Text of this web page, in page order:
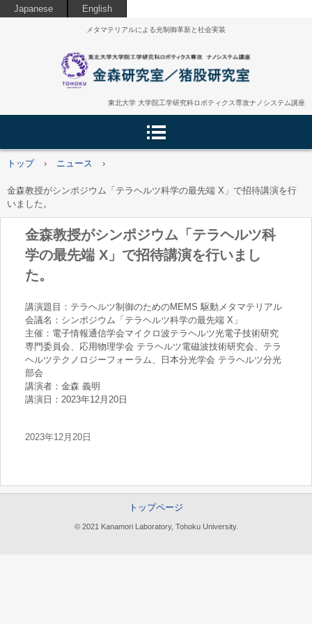
Japanese English
メタマテリアルによる光制御革新と社会実装
東北大学 大学院工学研究科ロボティクス専攻ナノシステム講座
トップ › ニュース ›
金森教授がシンポジウム「テラヘルツ科学の最先端 X」で招待講演を行
いました。
金森教授がシンポジウム「テラヘルツ科
学の最先端 X」で招待講演を行いまし
た。
講演題目：テラヘルツ制御のためのMEMS 駆動メタマテリアル
会議名：シンポジウム「テラヘルツ科学の最先端 X」
主催：電子情報通信学会マイクロ波テラヘルツ光電子技術研究
専門委員会、応用物理学会 テラヘルツ電磁波技術研究会、テラ
ヘルツテクノロジーフォーラム、日本分光学会 テラヘルツ分光
部会
講演者：金森 義明
講演日：2023年12月20日
2023年12月20日
トップページ
© 2021 Kanamori Laboratory, Tohoku University.